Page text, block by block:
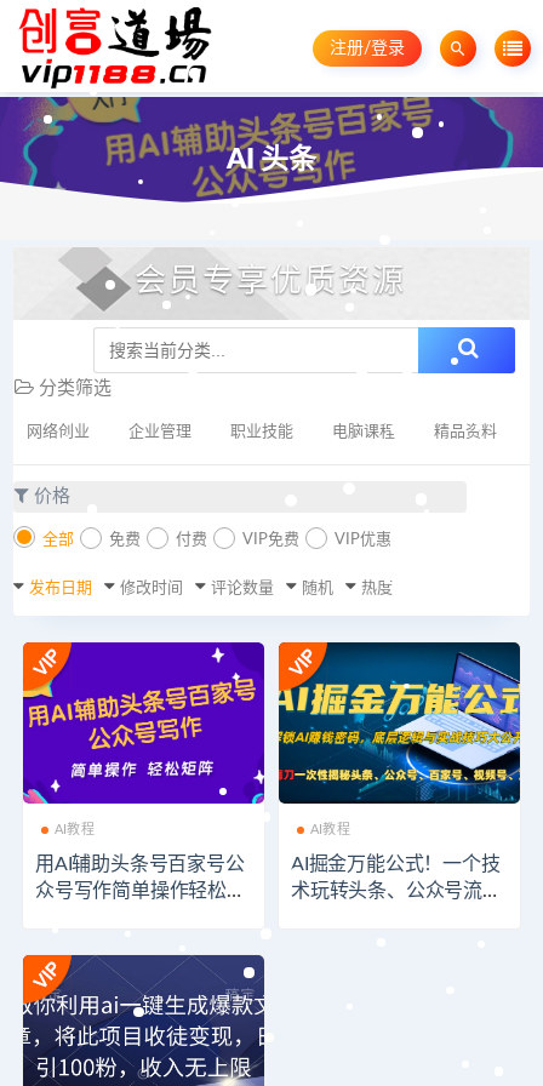
注册/登录
AI 头条
会员专享优质资源
分类筛选
网络创业 企业管理 职业技能 电脑课程 精品资料
价格
全部 免费 付费 VIP免费 VIP优惠
发布日期 修改时间 评论数量 随机 热度
AI教程
用AI辅助头条号百家号公
众号写作简单操作轻松矩
AI教程
AI掘金万能公式！一个技
术玩转头条、公众号流量